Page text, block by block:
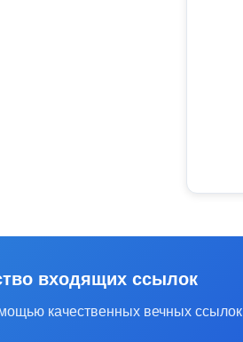
входящих ссылок
качественных вечных ссылок